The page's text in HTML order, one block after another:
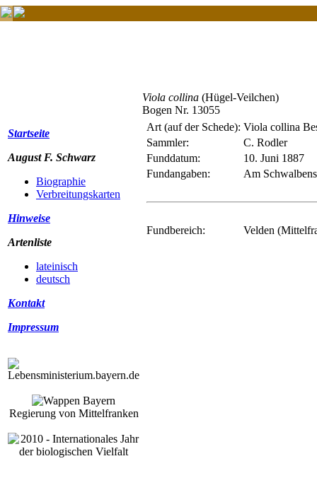
Startseite
August F. Schwarz
Biographie
Verbreitungskarten
Hinweise
Artenliste
lateinisch
deutsch
Kontakt
Impressum
Regierung von Mittelfranken
Viola collina (Hügel-Veilchen)
Bogen Nr. 13055
Art (auf der Schede): Viola collina
Sammler:
C. Rodler
Funddatum:
10. Juni 1887
Fundangaben:
Am
Fundbereich: Velden